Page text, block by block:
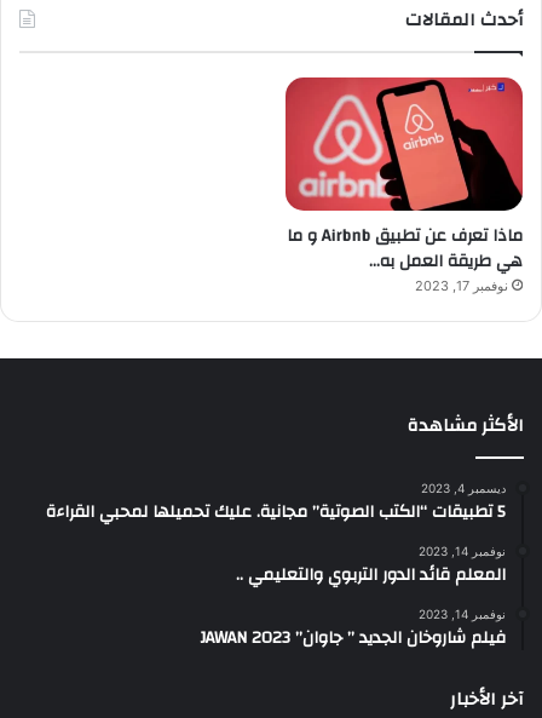
أحدث المقالات
ماذا تعرف عن تطبيق Airbnb و ما
هي طريقة العمل به…
نوفمبر 17, 2023
الأكثر مشاهدة
ديسمبر 4, 2023
5 تطبيقات “الكتب الصوتية” مجانية. عليك تحميلها لمحبي القراءة
نوفمبر 14, 2023
المعلم قائد الدور التربوي والتعليمي ..
نوفمبر 14, 2023
فيلم شاروخان الجديد ” جاوان” JAWAN 2023
آخر الأخبار